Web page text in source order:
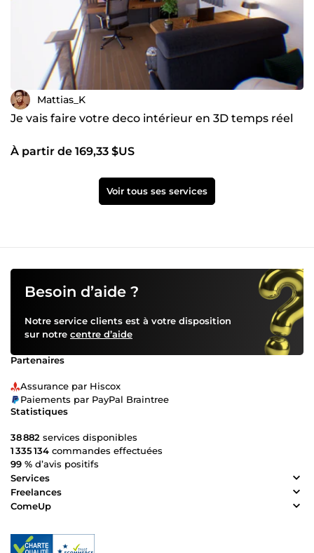
Mattias_K
Je vais faire votre deco intérieur en 3D temps réel
À partir de 169,33 $US
Voir tous ses services
Besoin d’aide ?
Notre service clients est à votre disposition
sur notre centre d’aide
Partenaires
Assurance par Hiscox
Paiements par PayPal Braintree
Statistiques
38 882 services disponibles
1 335 134 commandes effectuées
99 % d’avis positifs
Services
Freelances
ComeUp